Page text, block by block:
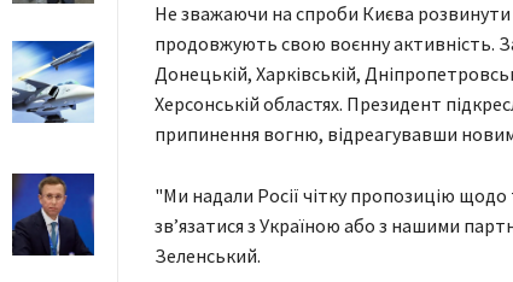
Не зважаючи на спроби Києва розвинути
продовжують свою воєнну активність.
Донецькій, Харківській,
Херсонській областях. Президент
припинення вогню, відреагувавши
"Ми надали Росії чітку пропозицію
зв’язатися з Україною або з нашими
Зеленський.